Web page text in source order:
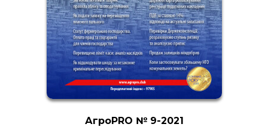
АгроPRO № 9-2021